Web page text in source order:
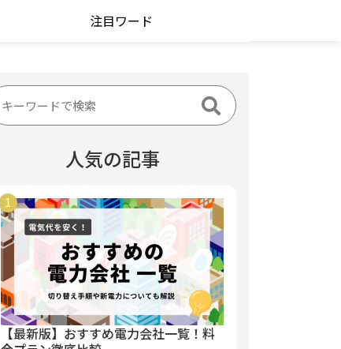
注目ワード
人気の記事
【最新版】おすすめ電力会社一覧！料